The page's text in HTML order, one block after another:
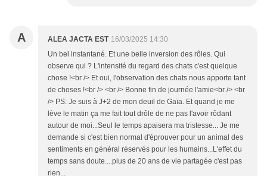
A ALEA JACTA EST 16/03/2025 14:30
Un bel instantané. Et une belle inversion des rôles. Qui
observe qui ? L'intensité du regard des chats c'est quelque
chose !<br /> Et oui, l'observation des chats nous apporte tant
de choses !<br /> <br /> Bonne fin de journée l'amie<br /> <br
/> PS: Je suis à J+2 de mon deuil de Gaïa. Et quand je me
lève le matin ça me fait tout drôle de ne pas l'avoir rôdant
autour de moi...Seul le temps apaisera ma tristesse... Je me
demande si c'est bien normal d'éprouver pour un animal des
sentiments en général réservés pour les humains...L'effet du
temps sans doute....plus de 20 ans de vie partagée c'est pas
rien...